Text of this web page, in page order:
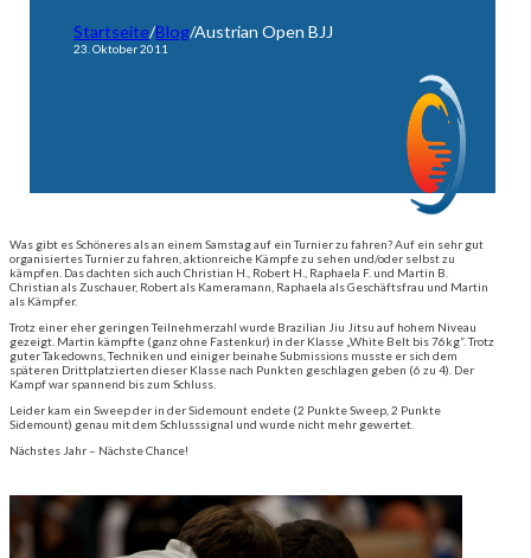
Startseite/Blog/Austrian Open BJJ
23. Oktober 2011
Was gibt es Schöneres als an einem Samstag auf ein Turnier zu fahren? Auf ein sehr gut
organisiertes Turnier zu fahren, aktionreiche Kämpfe zu sehen und/oder selbst zu
kämpfen. Das dachten sich auch Christian H., Robert H., Raphaela F. und Martin B.
Christian als Zuschauer, Robert als Kameramann, Raphaela als Geschäftsfrau und Martin
als Kämpfer.
Trotz einer eher geringen Teilnehmerzahl wurde Brazilian Jiu Jitsu auf hohem Niveau
gezeigt. Martin kämpfte (ganz ohne Fastenkur) in der Klasse „White Belt bis 76kg“. Trotz
guter Takedowns, Techniken und einiger beinahe Submissions musste er sich dem
späteren Drittplatzierten dieser Klasse nach Punkten geschlagen geben (6 zu 4). Der
Kampf war spannend bis zum Schluss.
Leider kam ein Sweep der in der Sidemount endete (2 Punkte Sweep, 2 Punkte
Sidemount) genau mit dem Schlusssignal und wurde nicht mehr gewertet.
Nächstes Jahr – Nächste Chance!